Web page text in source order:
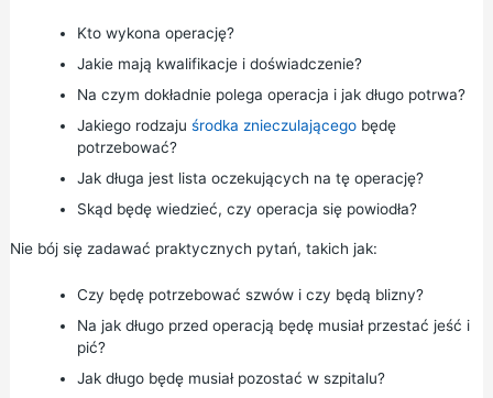
Kto wykona operację?
Jakie mają kwalifikacje i doświadczenie?
Na czym dokładnie polega operacja i jak długo potrwa?
Jakiego rodzaju środka znieczulającegobędę
potrzebować?
Jak długa jest lista oczekujących na tę operację?
Skąd będę wiedzieć, czy operacja się powiodła?
Nie bój się zadawać praktycznych pytań, takich jak:
Czy będę potrzebować szwów i czy będą blizny?
Na jak długo przed operacją będę musiał przestać jeść i
pić?
Jak długo będę musiał pozostać w szpitalu?